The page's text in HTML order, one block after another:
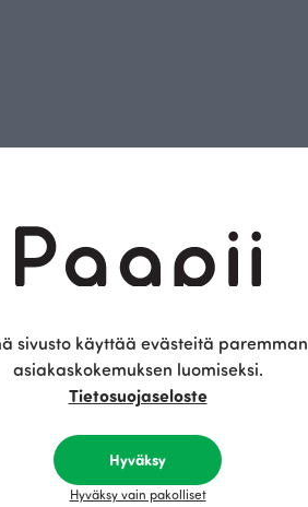
sivusto käyttää evästeitä paremman
asiakaskokemuksen luomiseksi.
Tietosuojaseloste
Hyväksy
Hyväksy vain pakolliset